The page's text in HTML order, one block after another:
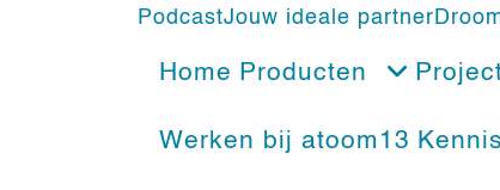
PodcastJouw ideale partner
Home Producten
Werken bij atoom13